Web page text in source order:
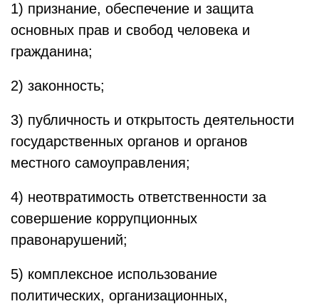
1) признание, обеспечение и защита
основных прав и свобод человека и
гражданина;
2) законность;
3) публичность и открытость деятельности
государственных органов и органов
местного самоуправления;
4) неотвратимость ответственности за
совершение коррупционных
правонарушений;
5) комплексное использование
политических, организационных,